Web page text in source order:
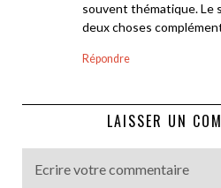
souvent thématique. Le
deux choses
Répondre
LAISSER UN